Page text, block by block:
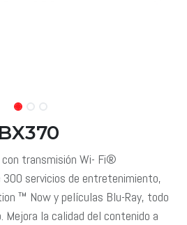
transmisión Wi- Fi®
servicios de entretenimiento,
™ Now y películas Blu-Ray, todo
Mejora la calidad del contenido a